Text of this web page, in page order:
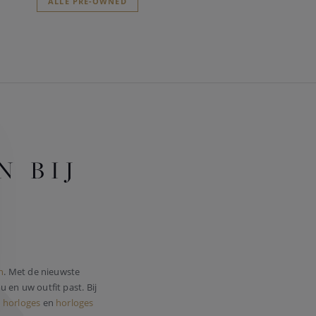
BIJ
. Met de nieuwste
en uw outfit past. Bij
horloges en horloges